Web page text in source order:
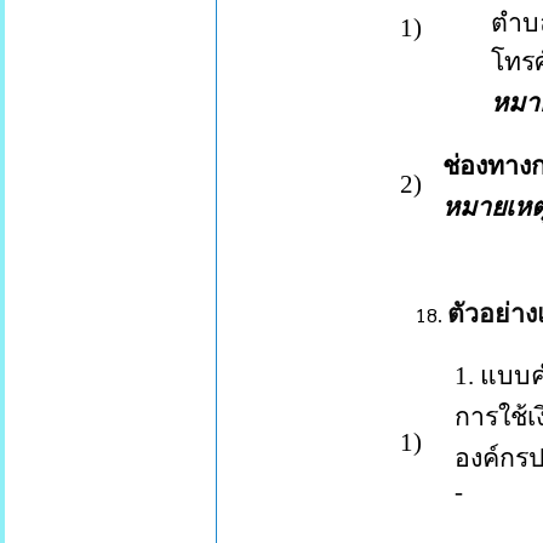
1) ตำ
โท
หม
2)
ช่องทาง
หมายเห
ตัวอย่า
1)
1. แบบ
การใช้
องค์กร
-